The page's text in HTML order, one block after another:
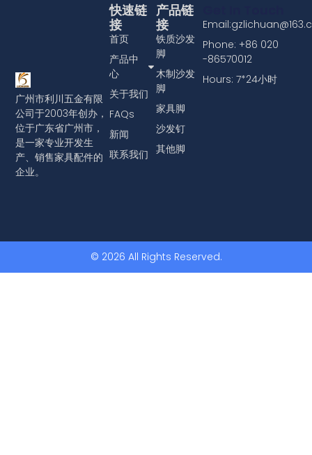
广州市利川五金有限
公司于2003年创办，
位于广东省广州市，
是一家专业开发生
产、销售家具配件的
企业。
产品链
接
铁质沙发
脚
木制沙发
脚
家具脚
沙发钉
其他脚
快速链
接
首页
产品中
心
关于我们
FAQs
新闻
联系我们
Phone: +86 020
-86570012
Hours: 7*24小时
© 2026 All Rights Reserved.